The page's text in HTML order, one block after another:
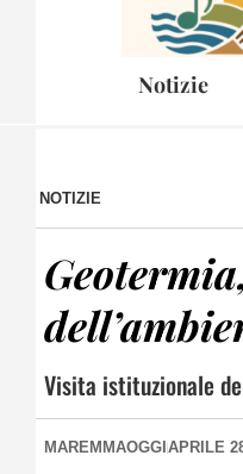
Notizie
NOTIZIE
Visita istituzionale
MAREMMAOGGI APRILE